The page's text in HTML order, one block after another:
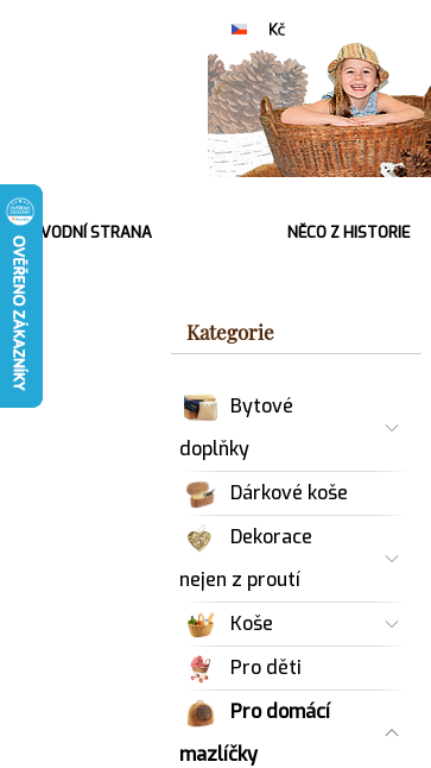
ÚVODNÍ STRANA NĚCO Z HISTORIE
Kategorie
Bytové
doplňky
Dárkové koše
Dekorace
nejen z proutí
Koše
Pro děti
Pro domácí
mazlíčky